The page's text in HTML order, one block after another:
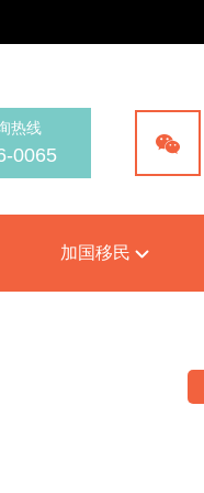
热线
0065
加国移民